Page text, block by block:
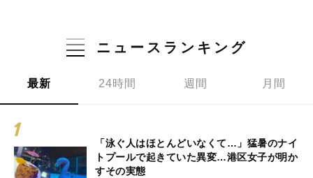
ニュースランキング
最新 24時間 週間 月間
「泳ぐ人はほとんどいなくて…」猛暑のナイ
トプールで起きていた異変…港区女子が明か
すその実態